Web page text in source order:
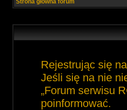
Strona główna forum
Rejestrując się
Jeśli się na nie
„Forum serwisu
poinformować.